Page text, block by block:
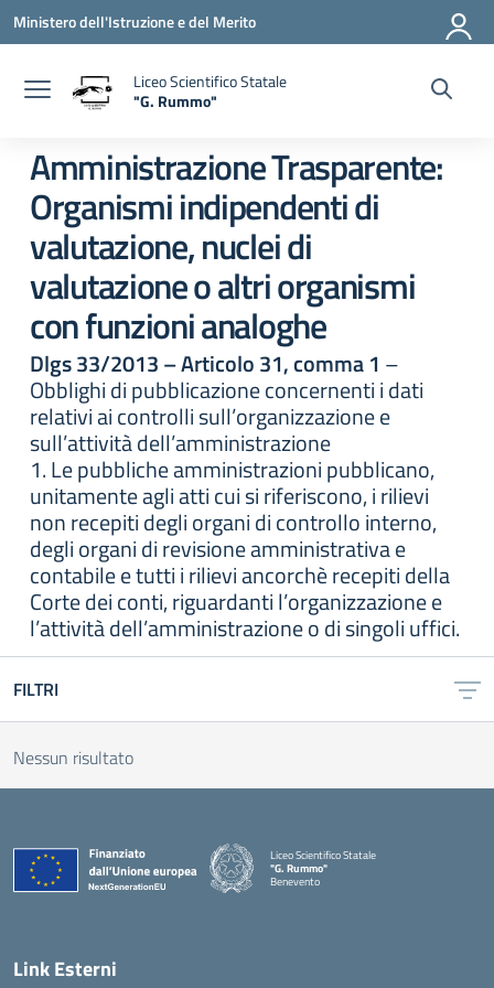
Vai ai contenuti
Vai al menu di navigazione
Vai al footer
Ministero dell'Istruzione e del Merito
Liceo Scientifico Statale
"G. Rummo"
Amministrazione Trasparente:
Organismi indipendenti di
valutazione, nuclei di
valutazione o altri organismi
con funzioni analoghe
Dlgs 33/2013 – Articolo 31, comma 1 –
Obblighi di pubblicazione concernenti i dati
relativi ai controlli sull’organizzazione e
sull’attività dell’amministrazione
1. Le pubbliche amministrazioni pubblicano,
unitamente agli atti cui si riferiscono, i rilievi
non recepiti degli organi di controllo interno,
degli organi di revisione amministrativa e
contabile e tutti i rilievi ancorchè recepiti della
Corte dei conti, riguardanti l’organizzazione e
l’attività dell’amministrazione o di singoli uffici.
FILTRI
Nessun risultato
Liceo Scientifico Statale
"G. Rummo"
Benevento
Link Esterni